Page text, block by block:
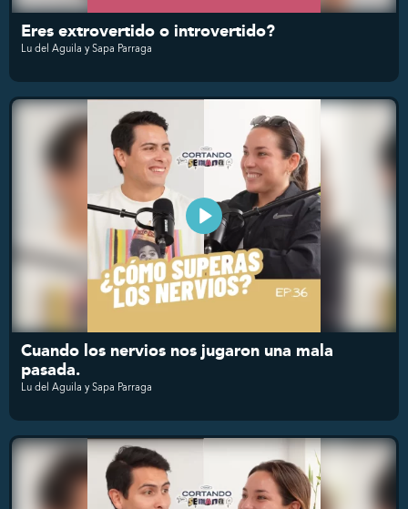
Eres extrovertido o introvertido?
Lu del Aguila y Sapa Parraga
Cuando los nervios nos jugaron una mala
pasada.
Lu del Aguila y Sapa Parraga